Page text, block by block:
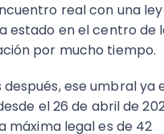
real con una ley
estado en el centro de
por mucho tiempo.
después, ese umbral ya
el 26 de abril de
máxima legal es de 42